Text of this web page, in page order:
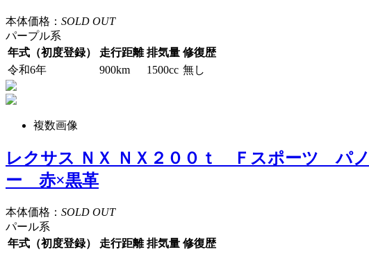
本体価格： SOLD OUT
パープル系
年式（初度登録）
走行距離 排気量 修復歴
令和6年
900km 1500cc 無し
複数画像
レクサス ＮＸ ＮＸ２００ｔ Ｆスポーツ パ
ー 赤×黒革
本体価格： SOLD OUT
パール系
年式（初度登録）
走行距離 排気量 修復歴